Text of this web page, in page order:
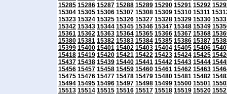
15285 15286 15287 15288 15289 15290 15291 15292
15304 15305 15306 15307 15308 15309 15310 15311
15323 15324 15325 15326 15327 15328 15329 15330
15342 15343 15344 15345 15346 15347 15348 15349
15361 15362 15363 15364 15365 15366 15367 15368
15380 15381 15382 15383 15384 15385 15386 15387
15399 15400 15401 15402 15403 15404 15405 15406
15418 15419 15420 15421 15422 15423 15424 15425
15437 15438 15439 15440 15441 15442 15443 15444
15456 15457 15458 15459 15460 15461 15462 15463
15475 15476 15477 15478 15479 15480 15481 15482
15494 15495 15496 15497 15498 15499 15500 15501
15513 15514 15515 15516 15517 15518 15519 15520